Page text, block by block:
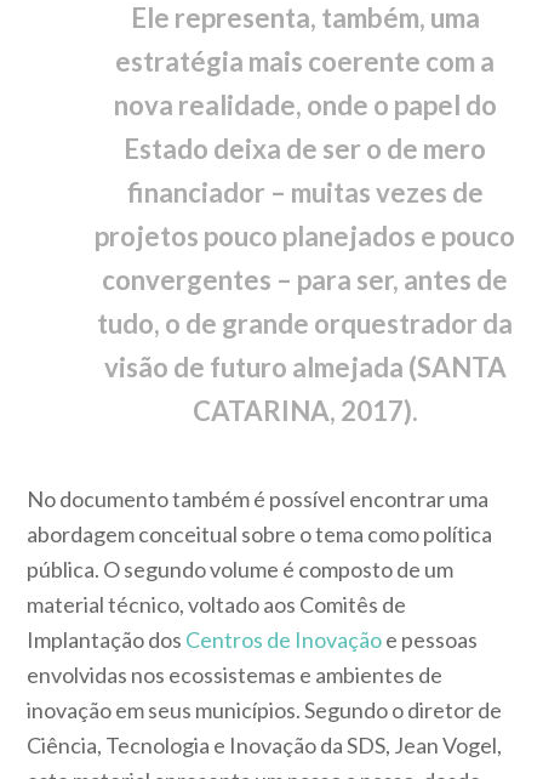
Ele representa, também, uma
estratégia mais coerente com a
nova realidade, onde o papel do
Estado deixa de ser o de mero
financiador – muitas vezes de
projetos pouco planejados e pouco
convergentes – para ser, antes de
tudo, o de grande orquestrador da
visão de futuro almejada (SANTA
CATARINA, 2017).
No documento também é possível encontrar uma
abordagem conceitual sobre o tema como política
pública. O segundo volume é composto de um
material técnico, voltado aos Comitês de
Implantação dos Centros de Inovaçãoe pessoas
envolvidas nos ecossistemas e ambientes de
inovação em seus municípios. Segundo o diretor de
Ciência, Tecnologia e Inovação da SDS, Jean Vogel,